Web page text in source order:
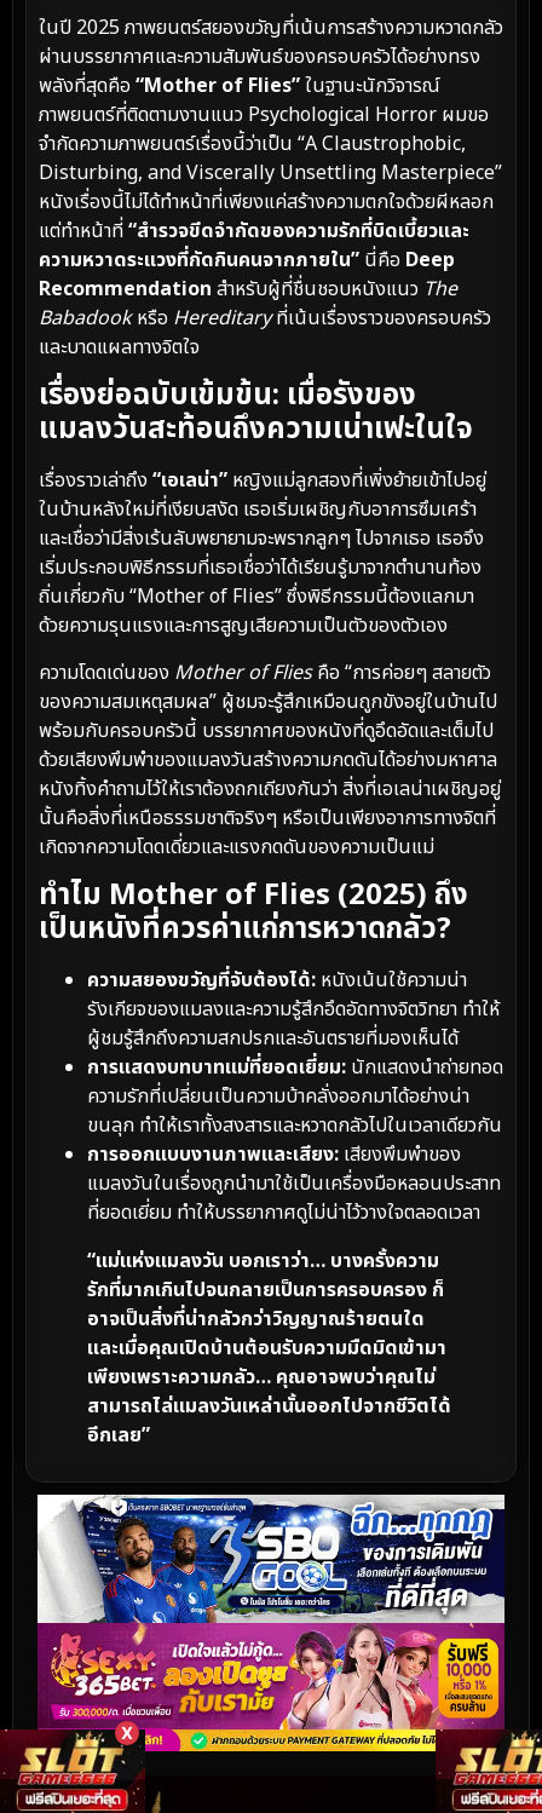
X
ในปี 2025 ภาพยนตร์สยองขวัญที่เน้นการสร้างความหวาดกลัว
ผ่านบรรยากาศและความสัมพันธ์ของครอบครัวได้อย่างทรง
พลังที่สุดคือ “Mother of Flies”ในฐานะนักวิจารณ์
ภาพยนตร์ที่ติดตามงานแนว Psychological Horror ผมขอ
จำกัดความภาพยนตร์เรื่องนี้ว่าเป็น “A Claustrophobic,
Disturbing, and Viscerally Unsettling Masterpiece”
หนังเรื่องนี้ไม่ได้ทำหน้าที่เพียงแค่สร้างความตกใจด้วยผีหลอก
แต่ทำหน้าที่“สำรวจขีดจำกัดของความรักที่บิดเบี้ยวและ
ความหวาดระแวงที่กัดกินคนจากภายใน” นี่คือ Deep
Recommendation สำหรับผู้ที่ชื่นชอบหนังแนว The
Babadookหรือ Hereditaryที่เน้นเรื่องราวของครอบครัว
และบาดแผลทางจิตใจ
เรื่องย่อฉบับเข้มข้น: เมื่อรังของ
แมลงวันสะท้อนถึงความเน่าเฟะในใจ
เรื่องราวเล่าถึง “เอเลน่า” หญิงแม่ลูกสองที่เพิ่งย้ายเข้าไปอยู่
ในบ้านหลังใหม่ที่เงียบสงัด เธอเริ่มเผชิญกับอาการซึมเศร้า
และเชื่อว่ามีสิ่งเร้นลับพยายามจะพรากลูกๆ ไปจากเธอ เธอจึง
เริ่มประกอบพิธีกรรมที่เธอเชื่อว่าได้เรียนรู้มาจากตำนานท้อง
ถิ่นเกี่ยวกับ “Mother of Flies” ซึ่งพิธีกรรมนี้ต้องแลกมา
ด้วยความรุนแรงและการสูญเสียความเป็นตัวของตัวเอง
ความโดดเด่นของ Mother of Fliesคือ “การค่อยๆ สลายตัว
ของความสมเหตุสมผล” ผู้ชมจะรู้สึกเหมือนถูกขังอยู่ในบ้านไป
พร้อมกับครอบครัวนี้ บรรยากาศของหนังที่ดูอึดอัดและเต็มไป
ด้วยเสียงพึมพำของแมลงวันสร้างความกดดันได้อย่างมหาศาล
หนังทิ้งคำถามไว้ให้เราต้องถกเถียงกันว่า สิ่งที่เอเลน่าเผชิญอยู่
นั้นคือสิ่งที่เหนือธรรมชาติจริงๆ หรือเป็นเพียงอาการทางจิตที่
เกิดจากความโดดเดี่ยวและแรงกดดันของความเป็นแม่
ทำไม Mother of Flies (2025) ถึง
เป็นหนังที่ควรค่าแก่การหวาดกลัว?
ความสยองขวัญที่จับต้องได้: หนังเน้นใช้ความน่า
รังเกียจของแมลงและความรู้สึกอึดอัดทางจิตวิทยา ทำให้
ผู้ชมรู้สึกถึงความสกปรกและอันตรายที่มองเห็นได้
การแสดงบทบาทแม่ที่ยอดเยี่ยม: นักแสดงนำถ่ายทอด
ความรักที่เปลี่ยนเป็นความบ้าคลั่งออกมาได้อย่างน่า
ขนลุก ทำให้เราทั้งสงสารและหวาดกลัวไปในเวลาเดียวกัน
การออกแบบงานภาพและเสียง: เสียงพึมพำของ
แมลงวันในเรื่องถูกนำมาใช้เป็นเครื่องมือหลอนประสาท
ที่ยอดเยี่ยม ทำให้บรรยากาศดูไม่น่าไว้วางใจตลอดเวลา
“แม่แห่งแมลงวัน บอกเราว่า… บางครั้งความ
รักที่มากเกินไปจนกลายเป็นการครอบครอง ก็
อาจเป็นสิ่งที่น่ากลัวกว่าวิญญาณร้ายตนใด
และเมื่อคุณเปิดบ้านต้อนรับความมืดมิดเข้ามา
เพียงเพราะความกลัว… คุณอาจพบว่าคุณไม่
สามารถไล่แมลงวันเหล่านั้นออกไปจากชีวิตได้
อีกเลย”